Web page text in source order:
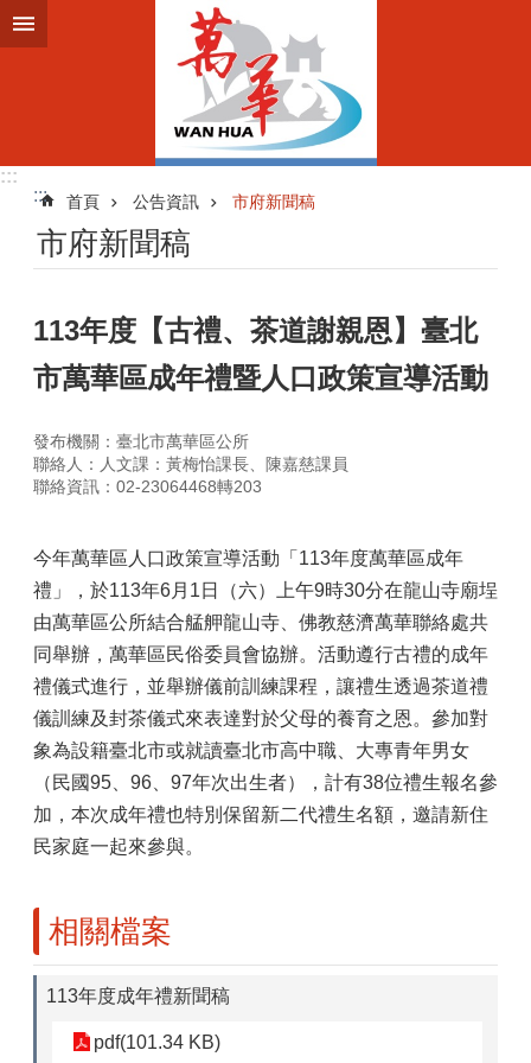
跳到主要內容區塊
:::
:::
首頁 公告資訊 市府新聞稿
市府新聞稿
113年度【古禮、茶道謝親恩】臺北
市萬華區成年禮暨人口政策宣導活動
發布機關：臺北市萬華區公所
聯絡人：人文課：黃梅怡課長、陳嘉慈課員
聯絡資訊：02-23064468轉203
今年萬華區人口政策宣導活動「113年度萬華區成年
禮」，於113年6月1日（六）上午9時30分在龍山寺廟埕
由萬華區公所結合艋舺龍山寺、佛教慈濟萬華聯絡處共
同舉辦，萬華區民俗委員會協辦。活動遵行古禮的成年
禮儀式進行，並舉辦儀前訓練課程，讓禮生透過茶道禮
儀訓練及封茶儀式來表達對於父母的養育之恩。參加對
象為設籍臺北市或就讀臺北市高中職、大專青年男女
（民國95、96、97年次出生者），計有38位禮生報名參
加，本次成年禮也特別保留新二代禮生名額，邀請新住
民家庭一起來參與。
相關檔案
113年度成年禮新聞稿
pdf(101.34 KB)